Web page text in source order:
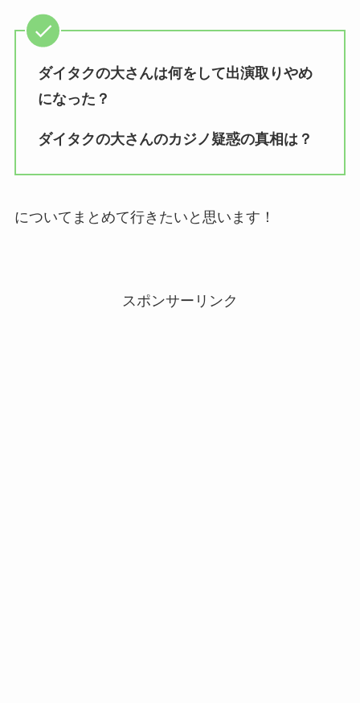
ダイタクの大さんは何をして出演取りやめ
になった？
ダイタクの大さんのカジノ疑惑の真相は？
についてまとめて行きたいと思います！
スポンサーリンク